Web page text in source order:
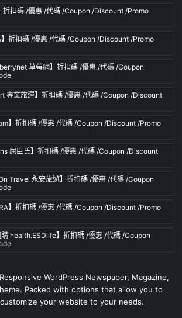
折扣碼 /優惠 /代碼 /Coupon /Discount /Promo
折扣碼 /優惠 /代碼 /Coupon /Discount /Promo
草莓網】折扣碼 /優惠 /代碼 /Coupon
專業旅運】折扣碼 /優惠 /代碼 /Coupon /Discount
】折扣碼 /優惠 /代碼 /Coupon /Discount /Promo
屈臣氏】折扣碼 /優惠 /代碼 /Coupon /Discount
Travel 永安旅遊】折扣碼 /優惠 /代碼 /Coupon
】折扣碼 /優惠 /代碼 /Coupon /Discount /Promo
health.ESDlife】折扣碼 /優惠 /代碼 /Coupon
WordPress Newspaper, Magazine,
Packed with options that allow you to
your website to your needs.